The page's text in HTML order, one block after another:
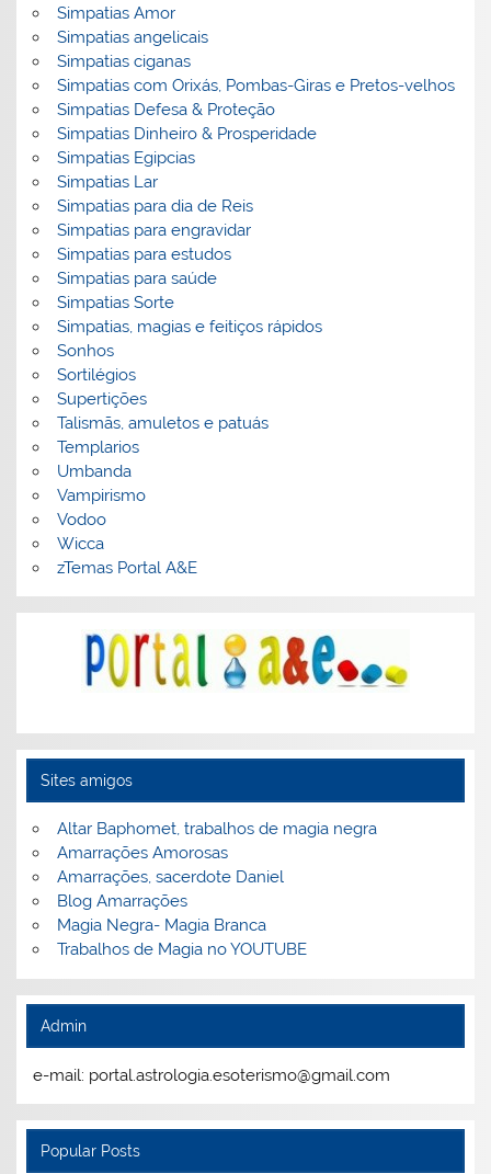
Simpatias Amor
Simpatias angelicais
Simpatias ciganas
Simpatias com Orixás, Pombas-Giras e Pretos-velhos
Simpatias Defesa & Proteção
Simpatias Dinheiro & Prosperidade
Simpatias Egipcias
Simpatias Lar
Simpatias para dia de Reis
Simpatias para engravidar
Simpatias para estudos
Simpatias para saúde
Simpatias Sorte
Simpatias, magias e feitiços rápidos
Sonhos
Sortilégios
Supertições
Talismãs, amuletos e patuás
Templarios
Umbanda
Vampirismo
Vodoo
Wicca
zTemas Portal A&E
Sites amigos
Altar Baphomet, trabalhos de magia negra
Amarrações Amorosas
Amarrações, sacerdote Daniel
Blog Amarrações
Magia Negra- Magia Branca
Trabalhos de Magia no YOUTUBE
Admin
e-mail: portal.astrologia.esoterismo@gmail.com
Popular Posts